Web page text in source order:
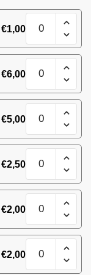
€1,00
Количество
товара
Яркий
пионовидный
букет
€6,00
Количество
товара
Яркий
пионовидный
букет
€5,00
Количество
товара
Яркий
пионовидный
букет
€2,50
Количество
товара
Яркий
пионовидный
букет
€2,00
Количество
товара
Яркий
пионовидный
букет
€2,00
Количество
товара
Яркий